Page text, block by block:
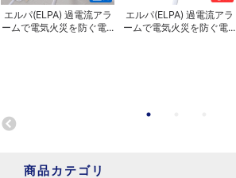
エルパ(ELPA) 過電流アラ
ームで電気火災を防ぐ電...
エルパ(ELPA) 過電流アラ
ームで電気火災を防ぐ電...
商品カテゴリ